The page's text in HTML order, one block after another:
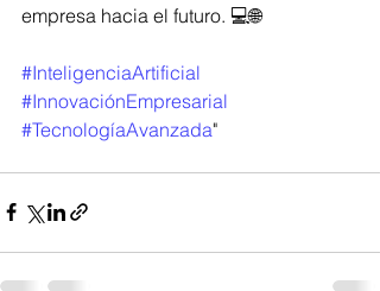
empresa hacia el futuro. 💻🌐
#InteligenciaArtificial
#InnovaciónEmpresarial
#TecnologíaAvanzada"